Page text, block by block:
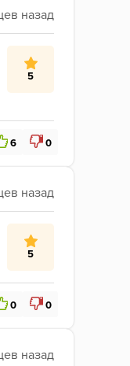
5
6 0
5
0 0